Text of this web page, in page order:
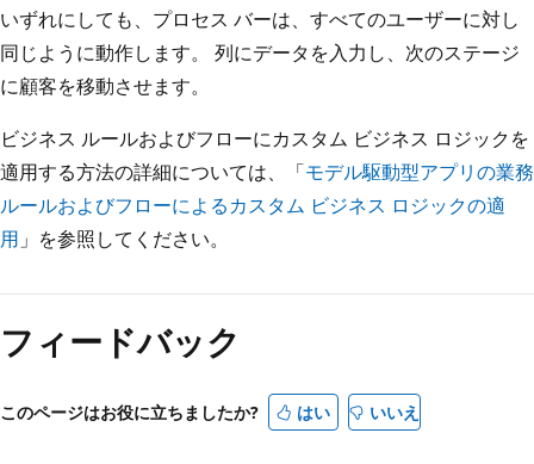
いずれにしても、プロセス バーは、すべてのユーザーに対し
同じように動作します。 列にデータを入力し、次のステージ
に顧客を移動させます。
ビジネス ルールおよびフローにカスタム ビジネス ロジックを
適用する方法の詳細については、「モデル駆動型アプリの業務
ルールおよびフローによるカスタム ビジネス ロジックの適
用 」を参照してください。
フィードバック
このページはお役に立ちましたか? はい いいえ